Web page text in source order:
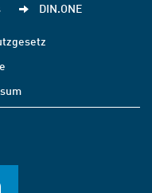
DIN.ONE